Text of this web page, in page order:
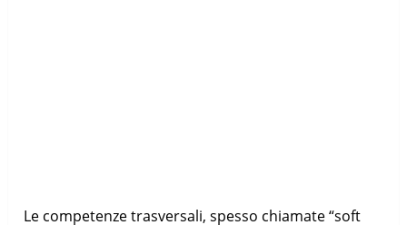
Le competenze trasversali, spesso chiamate “soft